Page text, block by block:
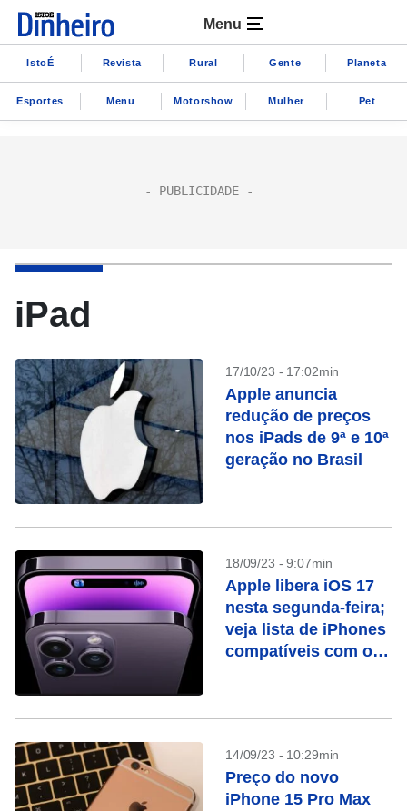
Menu
IstoÉ Revista Rural Gente Planeta
Esportes Menu Motorshow Mulher Pet
iPad
17/10/23 - 17:02min
Apple anuncia
redução de preços
nos iPads de 9ª e 10ª
geração no Brasil
18/09/23 - 9:07min
Apple libera iOS 17
nesta segunda-feira;
veja lista de iPhones
compatíveis com o
14/09/23 - 10:29min
Preço do novo
iPhone 15 Pro Max